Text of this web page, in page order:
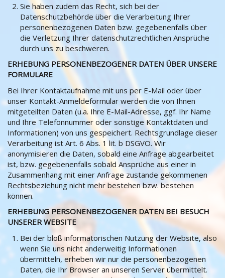
Sie haben zudem das Recht, sich bei der
Datenschutzbehörde über die Verarbeitung Ihrer
personenbezogenen Daten bzw. gegebenenfalls über
die Verletzung Ihrer datenschutzrechtlichen Ansprüche
durch uns zu beschweren.
ERHEBUNG PERSONENBEZOGENER DATEN ÜBER UNSERE
FORMULARE
Bei Ihrer Kontaktaufnahme mit uns per E-Mail oder über
unser Kontakt-Anmeldeformular werden die von Ihnen
mitgeteilten Daten (u.a. Ihre E-Mail-Adresse, ggf. Ihr Name
und Ihre Telefonnummer oder sonstige Kontaktdaten und
Informationen) von uns gespeichert. Rechtsgrundlage dieser
Verarbeitung ist Art. 6 Abs. 1 lit. b DSGVO. Wir
anonymisieren die Daten, sobald eine Anfrage abgearbeitet
ist, bzw. gegebenenfalls sobald Ansprüche aus einer in
Zusammenhang mit einer Anfrage zustande gekommenen
Rechtsbeziehung nicht mehr bestehen bzw. bestehen
können.
ERHEBUNG PERSONENBEZOGENER DATEN BEI BESUCH
UNSERER WEBSITE
Bei der bloß informatorischen Nutzung der Website, also
wenn Sie uns nicht anderweitig Informationen
übermitteln, erheben wir nur die personenbezogenen
Daten, die Ihr Browser an unseren Server übermittelt.